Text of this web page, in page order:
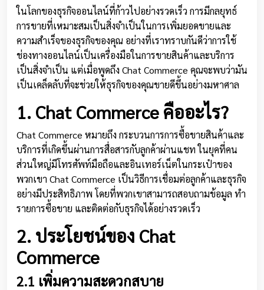
ในโลกของธุรกิจออนไลน์ที่ก้าวไปอย่างรวดเร็ว การมีกลยุทธ์
การขายที่เหมาะสมเป็นสิ่งจำเป็นในการเพิ่มยอดขายและ
ความสำเร็จของธุรกิจของคุณ อย่างที่เราทราบกันดีว่าการใช้
ช่องทางออนไลน์เป็นเครื่องมือในการขายสินค้าและบริการ
เป็นสิ่งจำเป็น แต่เมื่อพูดถึง Chat Commerce คุณจะพบว่ามัน
เป็นเคล็ดลับที่จะช่วยให้ธุรกิจของคุณขายดีขึ้นอย่างมหาศาล
1. Chat Commerce คืออะไร?
Chat Commerce หมายถึง กระบวนการการซื้อขายสินค้าและ
บริการที่เกิดขึ้นผ่านการสื่อสารกับลูกค้าผ่านแชท ในยุคที่คน
ส่วนใหญ่มีโทรศัพท์มือถือและอินเทอร์เน็ตในกระเป๋าของ
พวกเขา Chat Commerce เป็นวิธีการเชื่อมต่อลูกค้าและธุรกิจ
อย่างมีประสิทธิภาพ โดยที่พวกเขาสามารถสอบถามข้อมูล ทำ
รายการซื้อขาย และติดต่อกับธุรกิจได้อย่างรวดเร็ว
2. ประโยชน์ของ Chat
Commerce
2.1 เพิ่มความสะดวกสบาย